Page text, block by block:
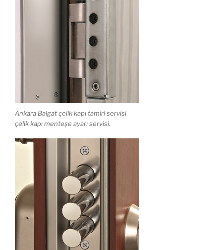
Ankara Balgat çelik kapı tamiri servisi
çelik kapı menteşe ayarı servisi.